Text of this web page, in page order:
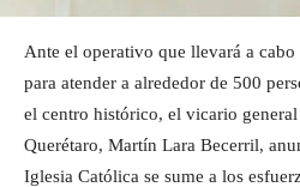
Ante el operativo que llevará a
para atender a alrededor de 500
el centro histórico, el vicario
Querétaro, Martín Lara Becerril,
Iglesia Católica se sume a los